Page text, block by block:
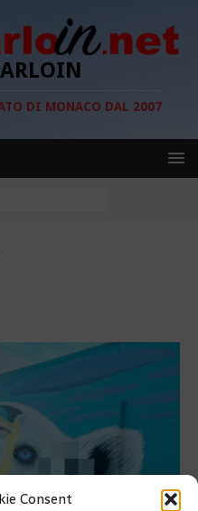
Consent
DI MONACO DAL 2007